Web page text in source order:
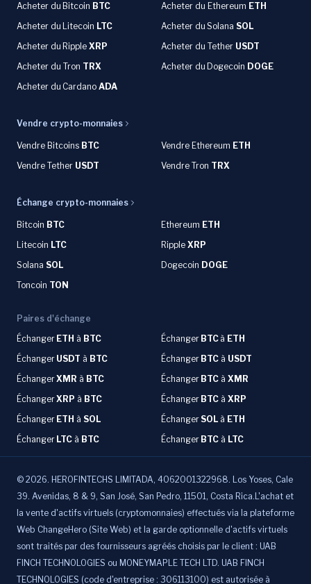
Acheter du Bitcoin BTC Acheter du Ethereum ETH
Acheter du Litecoin LTC Acheter du Solana SOL
Acheter du Ripple XRP Acheter du Tether USDT
Acheter du Tron TRX Acheter du Dogecoin DOGE
Acheter du Cardano ADA
Vendre crypto-monnaies
Vendre Bitcoins BTC Vendre Ethereum ETH
Vendre Tether USDT Vendre Tron TRX
Échange crypto-monnaies
Bitcoin BTC Ethereum ETH
Litecoin LTC Ripple XRP
Solana SOL Dogecoin DOGE
Toncoin TON
Paires d'échange
Échanger ETH à BTC Échanger BTC à ETH
Échanger USDT à BTC Échanger BTC à USDT
ÉchangerXMR à BTC Échanger BTC à XMR
ÉchangerXRP à BTC Échanger BTC à XRP
Échanger ETH à SOL ÉchangerSOL à ETH
Échanger LTC à BTC Échanger BTC à LTC
© 2026. HEROFINTECHS LIMITADA, 4062001322968. Los Yoses, Cale
39. Avenidas, 8 & 9, San José, San Pedro, 11501, Costa Rica.L'achat et
la vente d'actifs virtuels (cryptomonnaies) effectués via la plateforme
Web ChangeHero (Site Web) et la garde optionnelle d'actifs virtuels
sont traités par des fournisseurs agréés choisis par le client : UAB
FINCH TECHNOLOGIES ou MONEYMAPLE TECH LTD. UAB FINCH
TECHNOLOGIES (code d'entreprise : 306113100) est autorisée à